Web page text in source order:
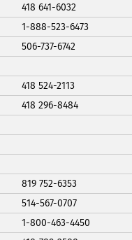
418 641-6032
1-888-523-6473
506-737-6742
418 524-2113
418 296-8484
819 752-6353
514-567-0707
1-800-463-4450